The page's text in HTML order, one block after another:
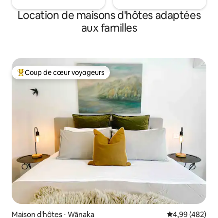
Location de maisons d'hôtes adaptées
aux familles
Coups de cœur voyageurs les plus appréciés
Coup de cœur voyageurs
Maison d'hôtes ⋅ Wānaka Évaluation
4,99 (482)